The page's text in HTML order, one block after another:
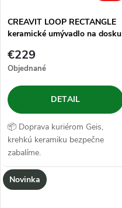
e
p
r
o
d
u
s
p
r
o
d
u
k
CREAVIT LOOP RECTANGLE
keramické umývadlo na dosku
€229
Objednané
DETAIL
📦 Doprava kuriérom Geis,
krehkú keramiku bezpečne
zabalíme.
Novinka